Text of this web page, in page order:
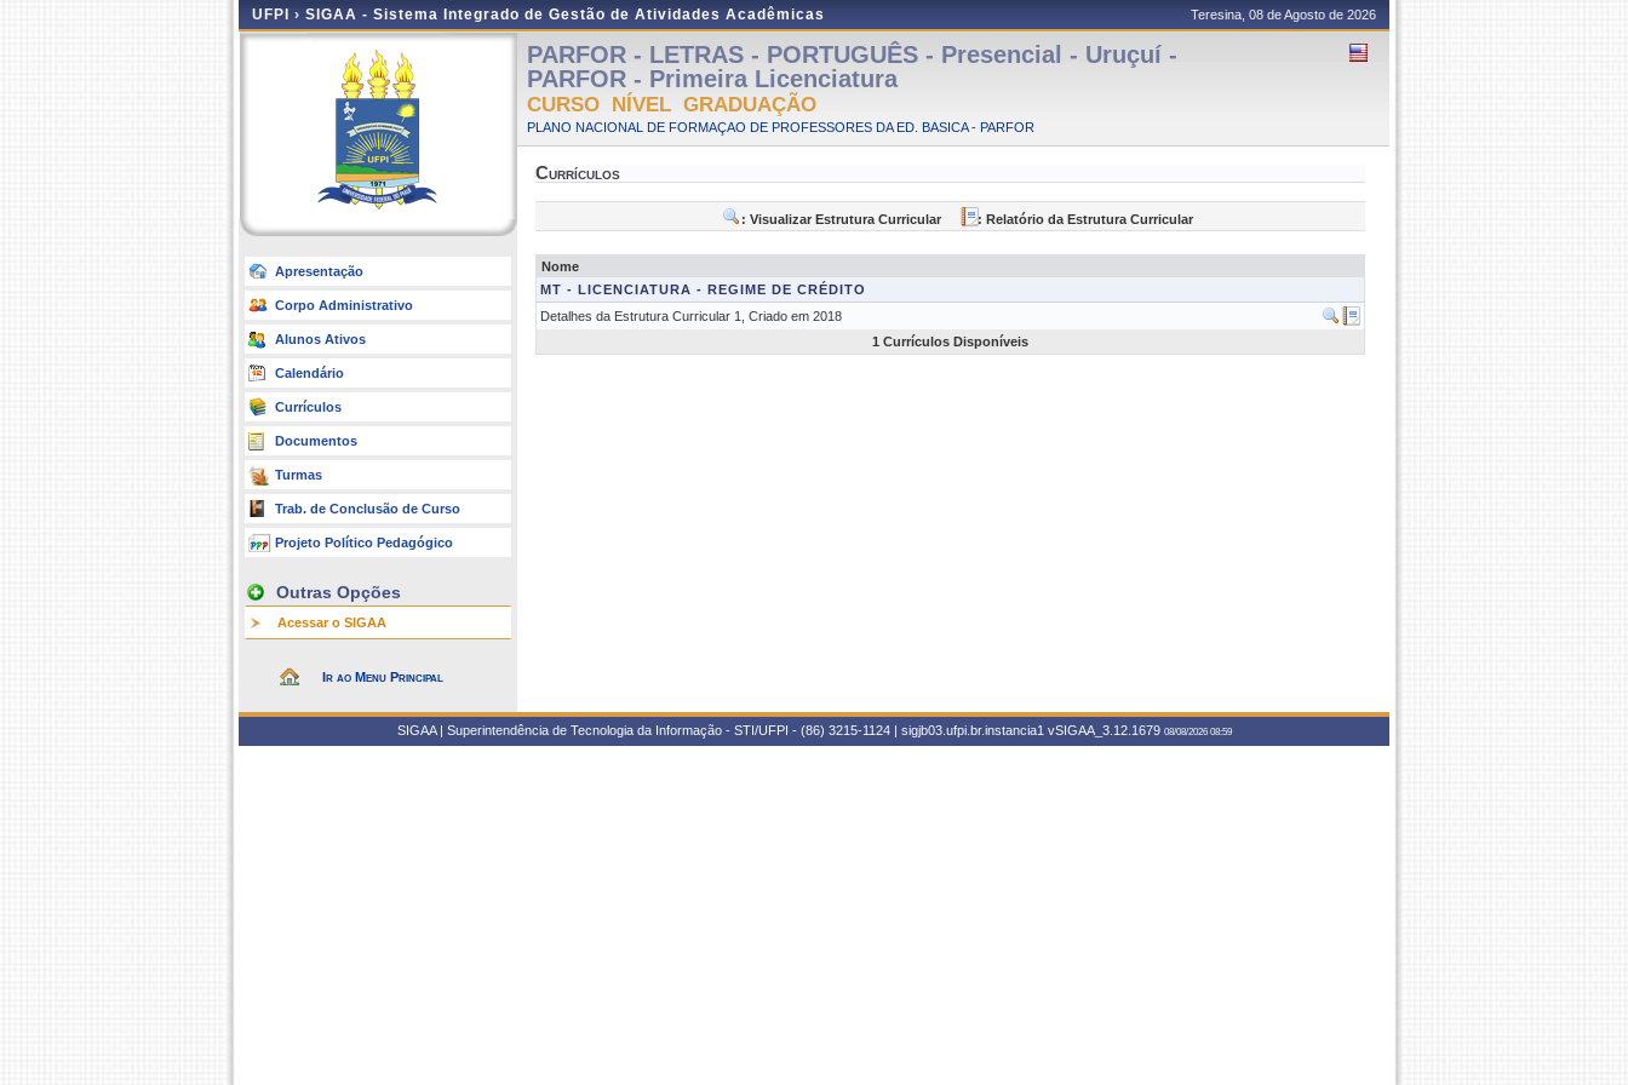
UFPI › SIGAA - Sistema Integrado de Gestão de Atividades Acadêmicas Teresina, 08 de Agosto de 2026
Apresentação
Corpo Administrativo
Alunos Ativos
Calendário
Currículos
Documentos
Turmas
Trab. de Conclusão de Curso
Projeto Político Pedagógico
Outras Opções
Acessar o SIGAA
Ir ao Menu Principal
PARFOR - LETRAS - PORTUGUÊS - Presencial - Uruçuí -
PARFOR - Primeira Licenciatura
CURSO NÍVEL GRADUAÇÃO
PLANO NACIONAL DE FORMAÇAO DE PROFESSORES DA ED. BASICA - PARFOR
Currículos
: Visualizar Estrutura Curricular : Relatório da Estrutura Curricular
Nome
MT - LICENCIATURA - REGIME DE CRÉDITO
Detalhes da Estrutura Curricular 1, Criado em 2018
1 Currículos Disponíveis
SIGAA | Superintendência de Tecnologia da Informação - STI/UFPI - (86) 3215-1124 | sigjb03.ufpi.br.instancia1 vSIGAA_3.12.1679 08/08/2026 08:59